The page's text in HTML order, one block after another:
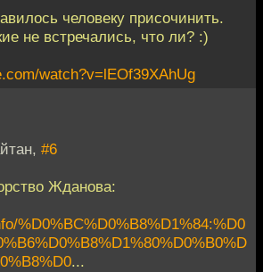
человеку присочинить.
не встречались, что ли? :)
watch?v=lEOf39XAhUg
#6
Жданова:
%D0%BC%D0%B8%D1%84:%D0
...